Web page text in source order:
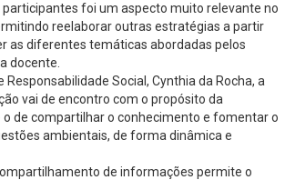
foi um aspecto muito relevante no
reelaborar outras estratégias a partir
as diferentes temáticas abordadas pelos
docente.
Responsabilidade Social, Cynthia da Rocha, a
vai de encontro com o propósito da
o de compartilhar o conhecimento e fomentar o
ambientais, de forma dinâmica e
de informações permite o